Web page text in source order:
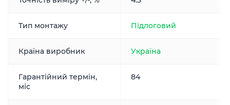
Тип монтажу Підлоговий
Країна виробник Україна
Гарантійний термін,
міс
84